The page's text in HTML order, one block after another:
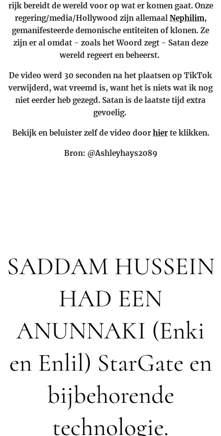
rijk bereidt de wereld voor op wat er komen gaat. Onze
regering/media/Hollywood zijn allemaal Nephilim,
gemanifesteerde demonische entiteiten of klonen. Ze
zijn er al omdat - zoals het Woord zegt - Satan deze
wereld regeert en beheerst.
De video werd 30 seconden na het plaatsen op TikTok
verwijderd, wat vreemd is, want het is niets wat ik nog
niet eerder heb gezegd. Satan is de laatste tijd extra
gevoelig.
Bekijk en beluister zelf de video door hierte klikken.
Bron: @Ashleyhays2089
SADDAM HUSSEIN
HAD EEN
ANUNNAKI (Enki
en Enlil) StarGate en
bijbehorende
technologie.